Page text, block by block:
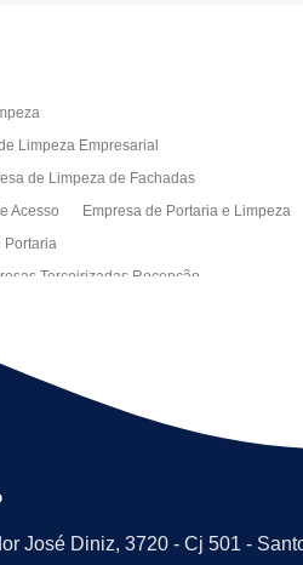
Limpeza Empresarial
de Limpeza de Fachadas
Acesso
Empresa de Portaria e Limpeza
Portaria
Terceirizadas Recepção
Predial
José Diniz, 3720 - Cj 501 -